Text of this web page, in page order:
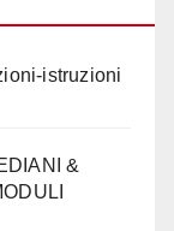
istruzioni
&